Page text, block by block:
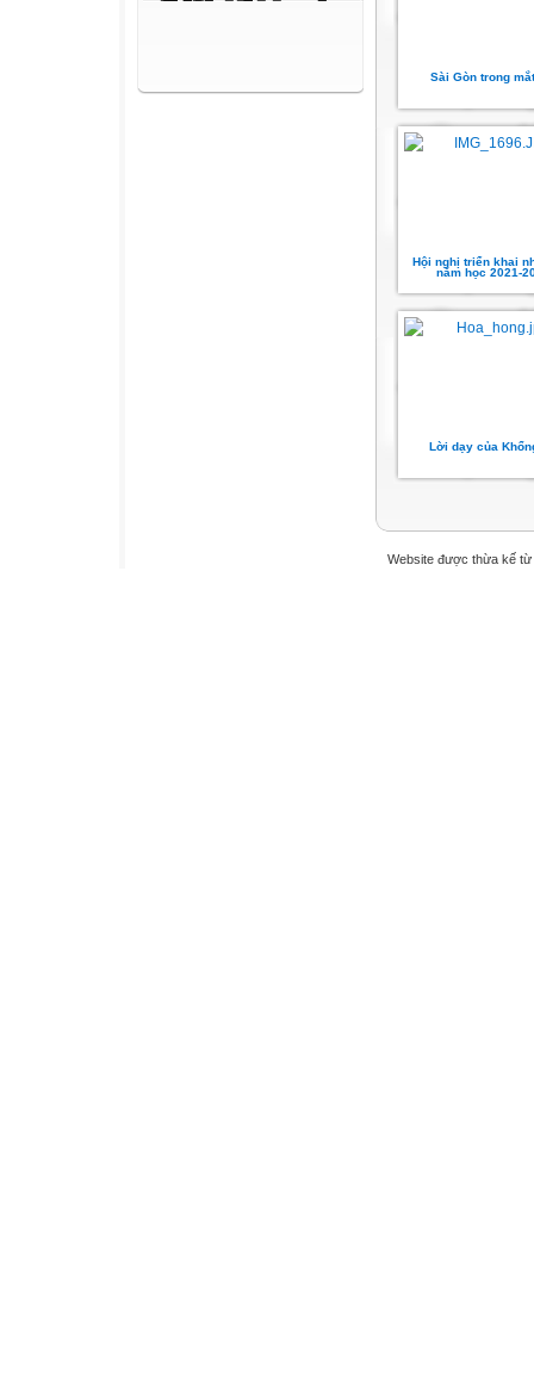
Sài Gòn trong
Hội nghị triển khai
năm học 2021-
Lời dạy của
Website được thừa kế từ